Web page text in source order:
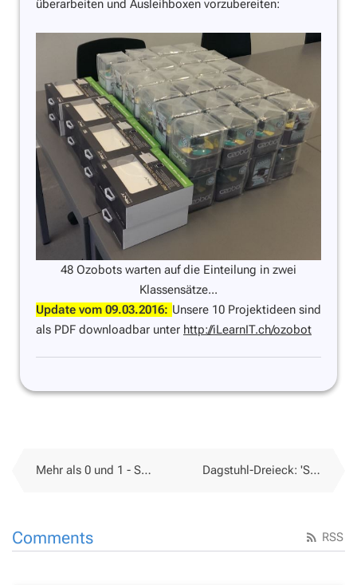
überarbeiten und Ausleihboxen vorzubereiten:
48 Ozobots warten auf die Einteilung in zwei
Klassensätze...
Update vom 09.03.2016: Unsere 10 Projektideen sind
als PDF downloadbar unter http://iLearnIT.ch/ozobot
Mehr als 0 und 1 - Schule in einer digitalisierten Welt Dagstuhl-Dreieck: 'Speak with one voice' reloaded
RSS
Comments